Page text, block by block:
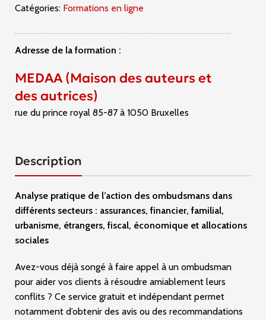
Catégories: Formations en ligne
Adresse de la formation :
MEDAA (Maison des auteurs et
des autrices)
rue du prince royal 85-87 à 1050 Bruxelles
Description
Analyse pratique de l’action des ombudsmans dans
différents secteurs : assurances, financier, familial,
urbanisme, étrangers, fiscal, économique et allocations
sociales
Avez-vous déjà songé à faire appel à un ombudsman
pour aider vos clients à résoudre amiablement leurs
conflits ? Ce service gratuit et indépendant permet
notamment d’obtenir des avis ou des recommandations